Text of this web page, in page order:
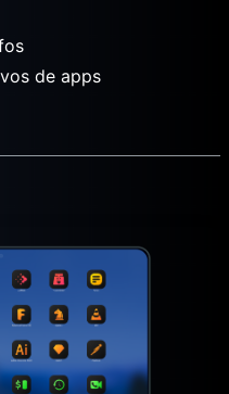
de apps